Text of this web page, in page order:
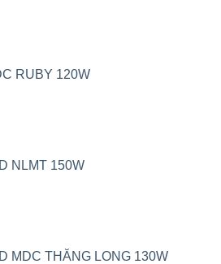
RUBY 120W
NLMT 150W
MDC THĂNG LONG 130W